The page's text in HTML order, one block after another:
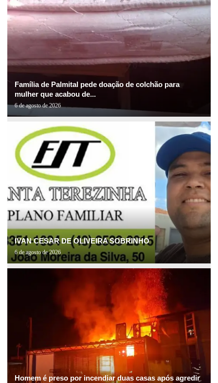
Família de Palmital pede doação de colchão para
mulher que acabou de...
6 de agosto de 2026
IVAN CESAR DE OLIVEIRA SOBRINHO
6 de agosto de 2026
Homem é preso por incendiar duas casas após agredir